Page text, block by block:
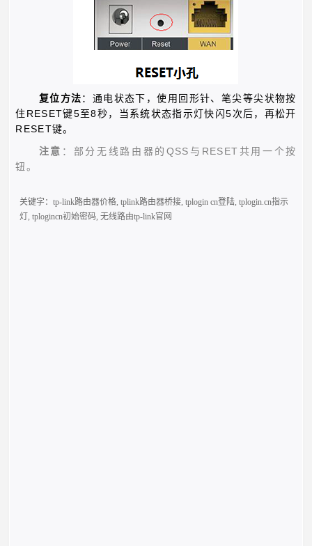
复位方法 ：通电状态下，使用回形针、笔尖等尖状物按
住 RESET键5至8秒，当系统状态指示灯快闪5 次后，再松开
RESET键。
注意 ：部分无线路由器的 QSS 与 RESET 共用一个按
钮。
关键字：tp-link路由器价格 ,tplink路由器桥接 ,tplogin cn登陆 ,tplogin.cn指示
灯 ,tplogincn初始密码 ,无线路由tp-link官网